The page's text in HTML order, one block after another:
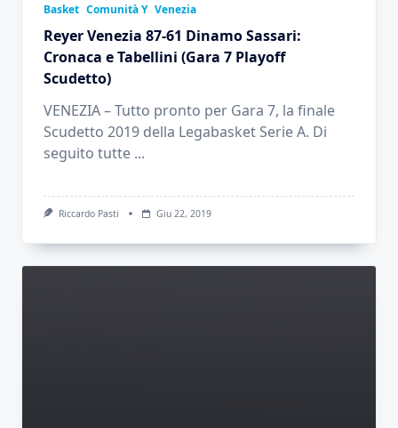
Basket Comunità Y Venezia
Reyer Venezia 87-61 Dinamo Sassari:
Cronaca e Tabellini (Gara 7 Playoff
Scudetto)
VENEZIA – Tutto pronto per Gara 7, la finale
Scudetto 2019 della Legabasket Serie A. Di
seguito tutte ...
Riccardo Pasti Giu 22, 2019